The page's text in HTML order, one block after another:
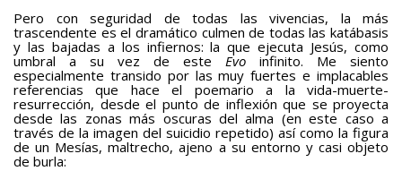
Pero con seguridad de todas las vivencias, la más
trascendente es el dramático culmen de todas las katábasis
y las bajadas a los infiernos: la que ejecuta Jesús, como
umbral a su vez de este Evo infinito. Me siento
especialmente transido por las muy fuertes e implacables
referencias que hace el poemario a la vida-muerte-
resurrección, desde el punto de inflexión que se proyecta
desde las zonas más oscuras del alma (en este caso a
través de la imagen del suicidio repetido) así como la figura
de un Mesías, maltrecho, ajeno a su entorno y casi objeto
de burla: